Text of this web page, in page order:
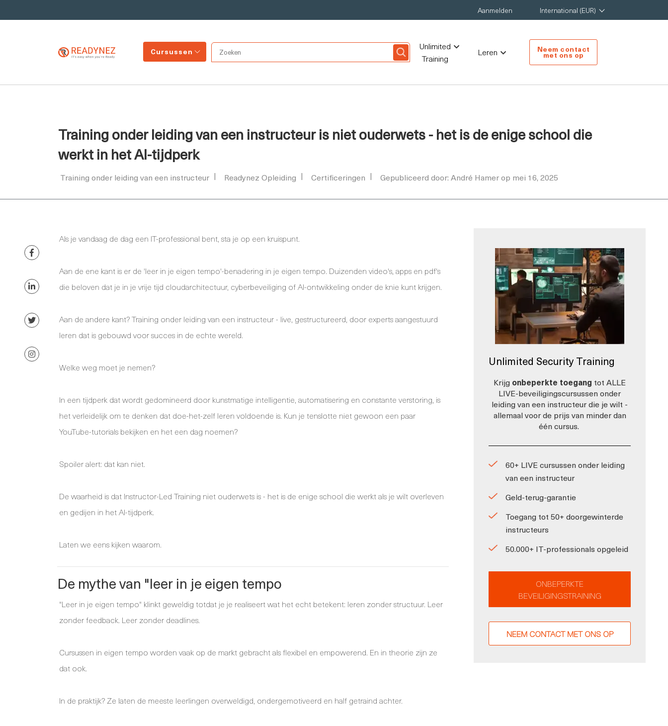
Aanmelden International (EUR)
Cursussen
Unlimited
Training
Leren Neem contact
met ons op
Training onder leiding van een instructeur is niet ouderwets - het is de enige school die
werkt in het AI-tijdperk
Training onder leiding van een instructeur Readynez Opleiding Certificeringen Gepubliceerd door: André Hamer op mei 16, 2025
Als je vandaag de dag een IT-professional bent, sta je op een kruispunt.
Aan de ene kant is er de 'leer in je eigen tempo'-benadering in je eigen tempo. Duizenden video's, apps en pdf's
die beloven dat je in je vrije tijd cloudarchitectuur, cyberbeveiliging of AI-ontwikkeling onder de knie kunt krijgen.
Aan de andere kant? Training onder leiding van een instructeur - live, gestructureerd, door experts aangestuurd
leren dat is gebouwd voor succes in de echte wereld.
Welke weg moet je nemen?
In een tijdperk dat wordt gedomineerd door kunstmatige intelligentie, automatisering en constante verstoring, is
het verleidelijk om te denken dat doe-het-zelf leren voldoende is. Kun je tenslotte niet gewoon een paar
YouTube-tutorials bekijken en het een dag noemen?
Spoiler alert: dat kan niet.
De waarheid is dat Instructor-Led Training niet ouderwets is - het is de enige school die werkt als je wilt overleven
en gedijen in het AI-tijdperk.
Laten we eens kijken waarom.
De mythe van "leer in je eigen tempo
"Leer in je eigen tempo" klinkt geweldig totdat je je realiseert wat het echt betekent: leren zonder structuur. Leer
zonder feedback. Leer zonder deadlines.
Cursussen in eigen tempo worden vaak op de markt gebracht als flexibel en empowerend. En in theorie zijn ze
dat ook.
In de praktijk? Ze laten de meeste leerlingen overweldigd, ondergemotiveerd en half getraind achter.
Unlimited Security Training
Krijg onbeperkte toegang tot ALLE
LIVE-beveiligingscursussen onder
leiding van een instructeur die je wilt -
allemaal voor de prijs van minder dan
één cursus.
60+ LIVE cursussen onder leiding
van een instructeur
Geld-terug-garantie
Toegang tot 50+ doorgewinterde
instructeurs
50.000+ IT-professionals opgeleid
ONBEPERKTE
BEVEILIGINGSTRAINING
NEEM CONTACT MET ONS OP